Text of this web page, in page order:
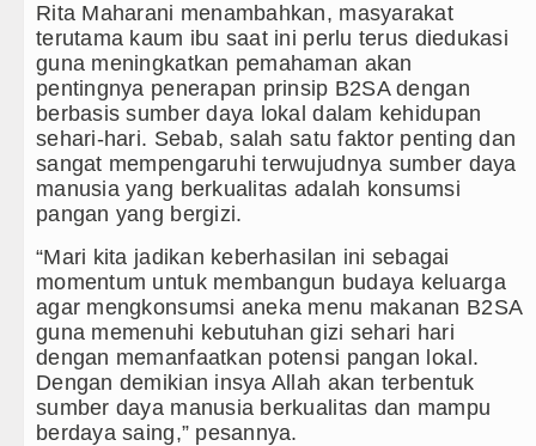
Rita Maharani menambahkan, masyarakat
terutama kaum ibu saat ini perlu terus diedukasi
guna meningkatkan pemahaman akan
pentingnya penerapan prinsip B2SA dengan
berbasis sumber daya lokal dalam kehidupan
sehari-hari. Sebab, salah satu faktor penting dan
sangat mempengaruhi terwujudnya sumber daya
manusia yang berkualitas adalah konsumsi
pangan yang bergizi.
“Mari kita jadikan keberhasilan ini sebagai
momentum untuk membangun budaya keluarga
agar mengkonsumsi aneka menu makanan B2SA
guna memenuhi kebutuhan gizi sehari hari
dengan memanfaatkan potensi pangan lokal.
Dengan demikian insya Allah akan terbentuk
sumber daya manusia berkualitas dan mampu
berdaya saing,” pesannya.